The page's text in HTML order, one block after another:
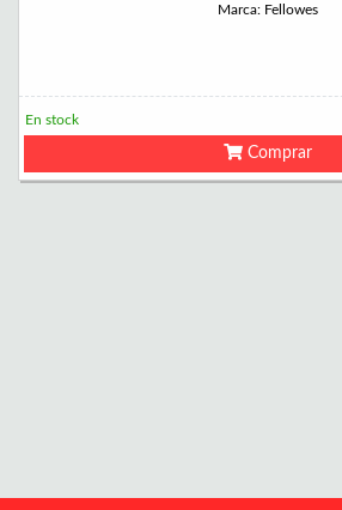
Marca: Fellowes
En stock
Comprar